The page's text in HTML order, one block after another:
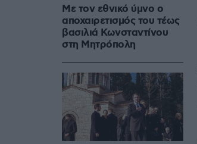
Με τον εθνικό ύμνο ο
αποχαιρετισμός του τέως
βασιλιά Κωνσταντίνου
στη Μητρόπολη